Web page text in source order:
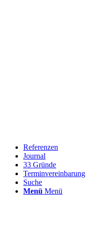
Referenzen
Journal
33 Gründe
Terminvereinbarung
Suche
Menü Menü